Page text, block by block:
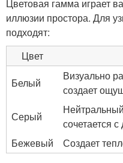
Цветовая гамма играет
иллюзии простора. Для
подходят:
Цвет
Белый
Визуально
создает
Серый
сочетается
Бежевый
Создает